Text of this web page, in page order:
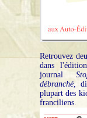
Retrouvez
dans
journal
débranché,
plupart des
franciliens.